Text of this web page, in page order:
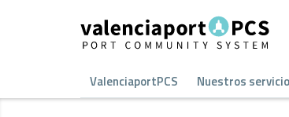
ValenciaportPCS Nuestros